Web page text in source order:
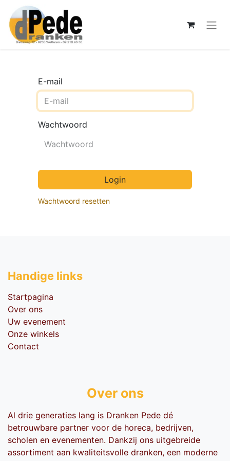
E-mail
Wachtwoord
Login
Wachtwoord resetten
Handige li​nks
Startpagina
Over ons
Uw evenement
Onze winkels
Contact
Over ons
Al drie generaties lang is Dranken Pede dé
betrouwbare partner voor de horeca, bedrijven,
scholen en evenementen. Dankzij ons uitgebreide
assortiment aan kwaliteitsvolle dranken, een moderne